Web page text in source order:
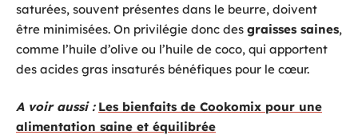
saturées, souvent présentes dans le beurre, doivent
être minimisées. On privilégie donc des graisses saines,
comme l’huile d’olive ou l’huile de coco, qui apportent
des acides gras insaturés bénéfiques pour le cœur.
A voir aussi : Les bienfaits de Cookomix pour une
alimentation saine et équilibrée